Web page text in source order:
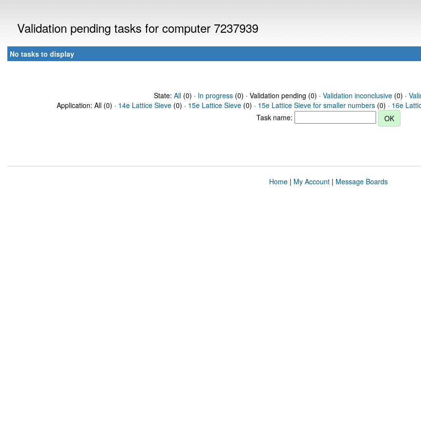
Validation pending tasks for computer 7237939
No tasks to display
State: All(0) · In progress(0) · Validation pending (0) · Validation inconclusive(0) ·
Application: All (0) · 14e Lattice Sieve (0) · 15e Lattice Sieve (0) · 15e Lattice Sieve for smaller numbers (0) · 16e
Task name:
Home| My Account| Message Boards